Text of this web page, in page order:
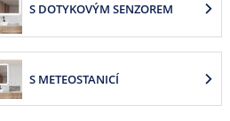
S DOTYKOVÝM SENZOREM
S METEOSTANICÍ